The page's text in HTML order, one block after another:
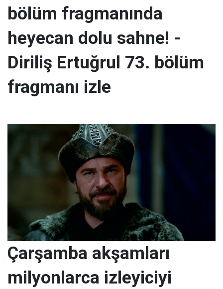
bölüm fragmanında
heyecan dolu sahne! -
Diriliş Ertuğrul 73. bölüm
fragmanı izle
Çarşamba akşamları
milyonlarca izleyiciyi